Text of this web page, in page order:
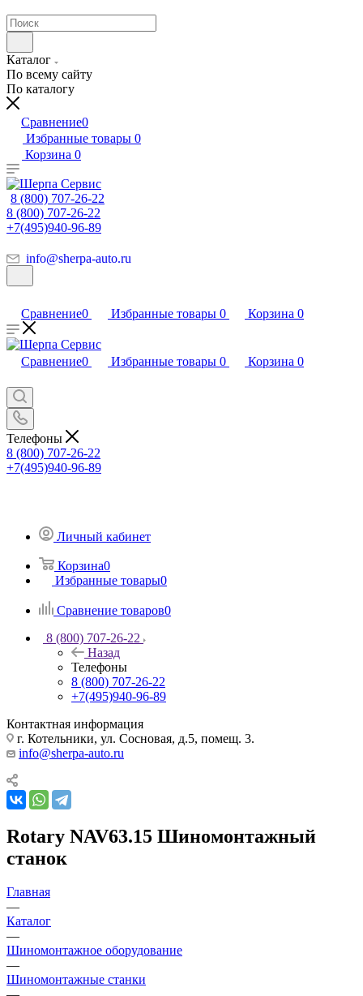
Каталог
По всему сайту
По каталогу
Сравнение0
Избранные товары 0
Корзина 0
8 (800) 707-26-22
8 (800) 707-26-22
+7(495)940-96-89
info@sherpa-auto.ru
Сравнение0 Избранные товары 0 Корзина 0
Сравнение0 Избранные товары 0 Корзина 0
Телефоны
8 (800) 707-26-22
+7(495)940-96-89
Личный кабинет
Корзина0
Избранные товары0
Сравнение товаров0
8 (800) 707-26-22
Назад
Телефоны
8 (800) 707-26-22
+7(495)940-96-89
Контактная информация
г. Котельники, ул. Сосновая, д.5, помещ. 3.
info@sherpa-auto.ru
Rotary NAV63.15 Шиномонтажный
станок
Главная
—
Каталог
—
Шиномонтажное оборудование
—
Шиномонтажные станки